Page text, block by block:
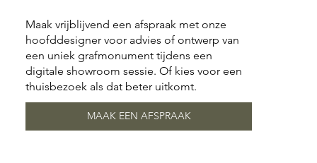
Maak vrijblijvend een afspraak met onze
hoofddesigner voor advies of ontwerp van
een uniek grafmonument tijdens een
digitale showroom sessie. Of kies voor een
thuisbezoek als dat beter uitkomt.
MAAK EEN AFSPRAAK